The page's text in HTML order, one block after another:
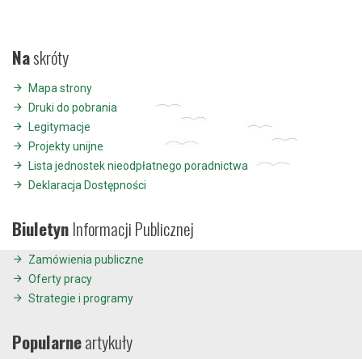
Naskróty
Mapa strony
Druki do pobrania
Legitymacje
Projekty unijne
Lista jednostek nieodpłatnego poradnictwa
Deklaracja Dostępności
BiuletynInformacji Publicznej
Zamówienia publiczne
Oferty pracy
Strategie i programy
Popularneartykuły